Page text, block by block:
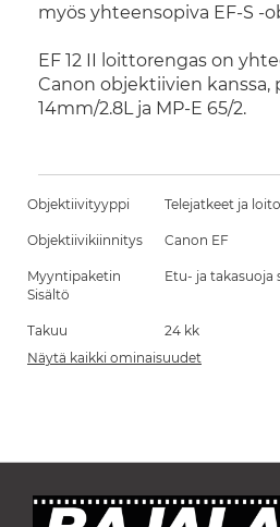
myös yhteensopiva EF-S -
EF 12 II loittorengas on
Canon objektiivien kanssa,
14mm/2.8L ja MP-E 65/2.
Objektiivityyppi Telejatkeet ja
Objektiivikiinnitys Canon EF
Myyntipaketin
Sisältö
Etu- ja takasuoja
Takuu
24 kk
Näytä kaikki ominaisuudet